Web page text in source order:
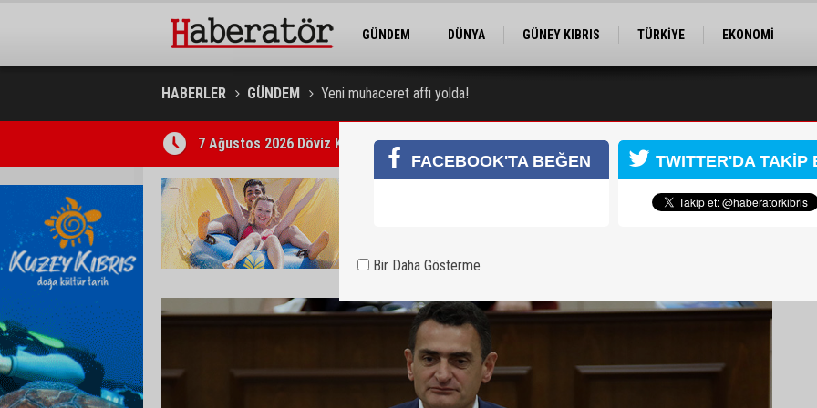
GÜNDEM DÜNYA GÜNEY KIBRIS TÜRKİYE
EKONOMİ
HABERLER GÜNDEM Yeni muhaceret affı yolda!
7 Ağustos 2026 Döviz Kurları
FACEBOOK'TA BEĞEN TWITTER'DA TAKİP
Bir Daha Gösterme